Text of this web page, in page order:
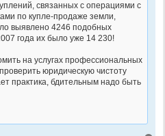
связанных с операциями с
по купле-продаже земли,
выявлено 4246 подобных
года их было уже 14 230!
на услугах профессиональных
юридическую чистоту
практика, бдительным надо быть